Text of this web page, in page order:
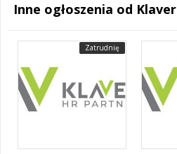
Inne ogłoszenia od Klaver
Zatrudnię